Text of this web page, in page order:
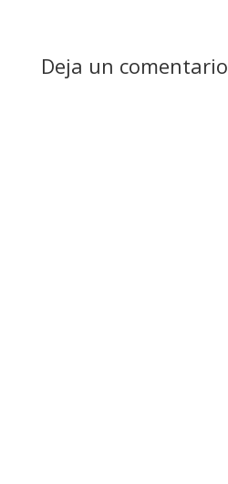
Deja un comentario